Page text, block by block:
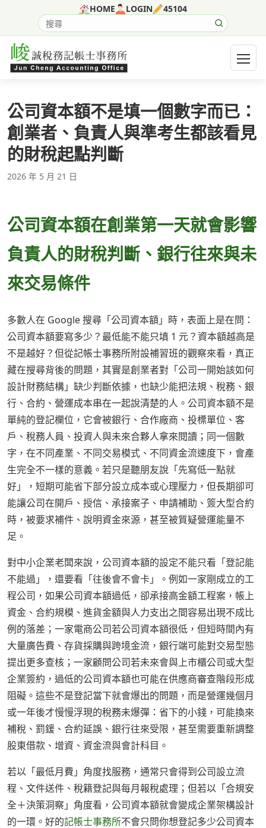
HOME LOGIN 45104
搜尋網站內容
開啟
公司資本額不是填一個數字而已：
創業者、負責人與準考生都該看見
的財稅起點判斷
2026 年 5 月 21 日
公司資本額在創業第一天就會影響
負責人的財稅判斷、銀行往來與未
來交易條件
多數人在 Google 搜尋「公司資本額」時，表面上是在問：
公司資本額要寫多少？最低能不能只填 1 元？資本額越高是
不是越好？但從記帳士事務所附設補習班的觀察來看，真正
藏在搜尋背後的問題，其實是創業者對「公司一開始該如何
設計財務結構」缺少判斷依據，也缺少能把法規、稅務、銀
行、合約、營運成本串在一起說清楚的人。公司資本額不是
單純的登記欄位，它會被銀行、合作廠商、投標單位、客
戶、稅務人員、投資人與未來合夥人拿來閱讀；同一個數
字，在不同產業、不同交易模式、不同資金流速度下，會產
生完全不一樣的意義。若只是聽朋友說「先寫低一點就
好」，短期可能省下部分設立成本或心理壓力，但長期卻可
能讓公司在開戶、授信、承接案子、申請補助、簽大型合約
時，被要求補件、說明資金來源，甚至被質疑營運能量不
足。
對中小企業老闆來說，公司資本額的設定不能只看「登記能
不能過」，還要看「往後會不會卡」。例如一家剛成立的工
程公司，如果公司資本額過低，卻承接高金額工程案，帳上
資金、合約規模、進貨金額與人力支出之間容易出現不成比
例的落差；一家電商公司若公司資本額很低，但短時間內有
大量廣告費、存貨採購與跨境金流，銀行端可能對交易型態
提出更多查核；一家顧問公司若未來會與上市櫃公司或大型
企業簽約，過低的公司資本額也可能在供應商審查階段形成
阻礙。這些不是登記當下就會爆出的問題，而是營運幾個月
或一年後才慢慢浮現的稅務未爆彈：省下的小錢，可能換來
補稅、罰鍰、合約延誤、銀行往來受限，甚至需要重新調整
股東借款、增資、資金流與會計科目。
若以「最低月費」角度找服務，通常只會得到公司設立流
程、文件送件、稅籍登記與每月報稅處理；但若以「合規安
全＋決策洞察」角度看，公司資本額就會變成企業架構設計
的一環。好的記帳士事務所不會只問你想登記多少公司資本